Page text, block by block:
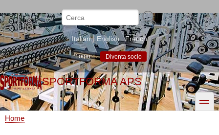
al
contenuto
principale
Cerca
Italian English French
Login Diventa socio
SPORTFORMA APS
toggle
Home